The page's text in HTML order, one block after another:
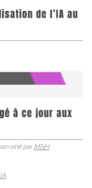
de l’IA au
à ce jour aux
parMNH